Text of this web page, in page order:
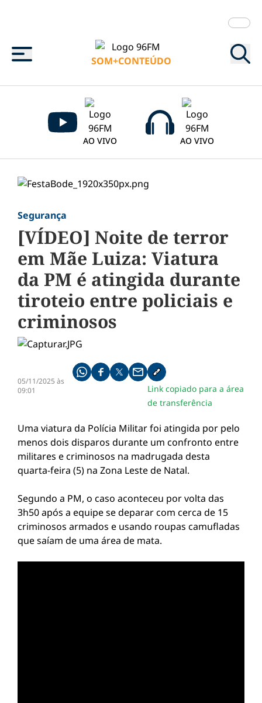
Menu
SOM+CONTEÚDO
AO VIVO AO VIVO
Segurança
[VÍDEO] Noite de terror
em Mãe Luiza: Viatura
da PM é atingida durante
tiroteio entre policiais e
criminosos
05/11/2025 às
09:01
Compartilhe pelo whatsapp
Compartilhar no facebook
Compartilhar no twitter
Compartilhe pelo email
Copiar link da notícia
Link copiado para a área
de transferência
Uma viatura da Polícia Militar foi atingida por pelo
menos dois disparos durante um confronto entre
militares e criminosos na madrugada desta
quarta-feira (5) na Zona Leste de Natal.
Segundo a PM, o caso aconteceu por volta das
3h50 após a equipe se deparar com cerca de 15
criminosos armados e usando roupas camufladas
que saíam de uma área de mata.